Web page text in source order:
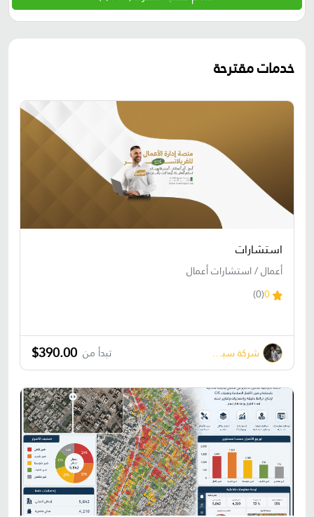
خدمات مقترحة
استشارات
أعمال / استشارات أعمال
0
(0)
شركة سبشال تتش Special Touch تبدأ من $390.00